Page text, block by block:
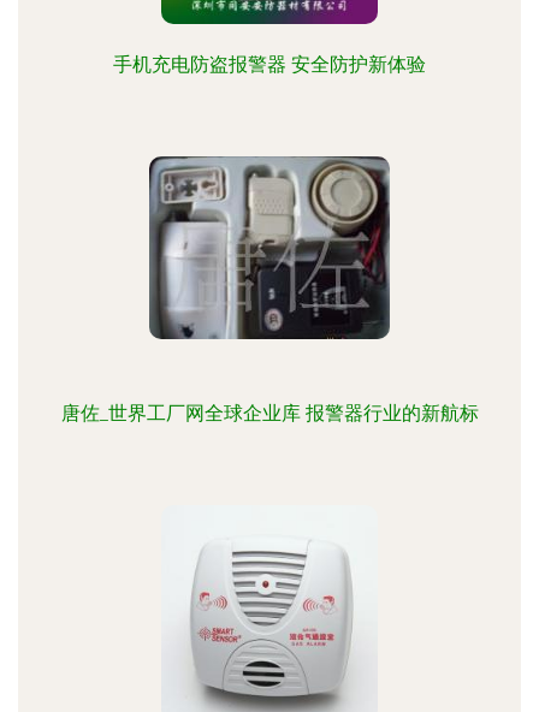
手机充电防盗报警器 安全防护新体验
唐佐_世界工厂网全球企业库 报警器行业的新航标